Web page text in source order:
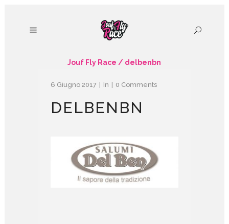
Jouf Fly Race / delbenbn
6 Giugno 2017 In 0 Comments
DELBENBN